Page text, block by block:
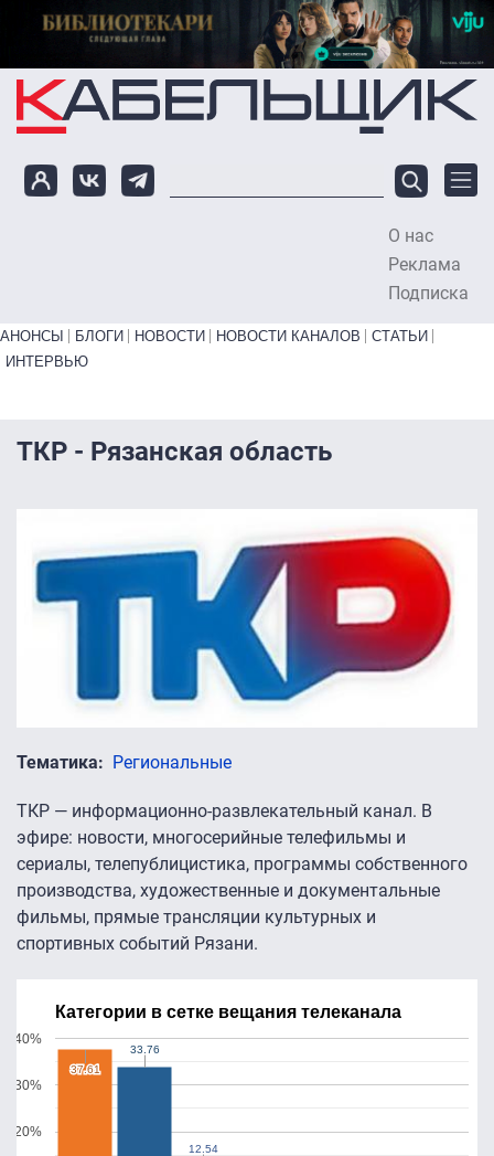
Перейти к основному содержанию
О нас
Реклама
Подписка
Primary links bottom
АНОНСЫ БЛОГИ НОВОСТИ НОВОСТИ КАНАЛОВ
СТАТЬИ
ИНТЕРВЬЮ
ТКР - Рязанская область
Тематика Региональные
ТКР — информационно-развлекательный канал. В
эфире: новости, многосерийные телефильмы и
сериалы, телепублицистика, программы собственного
производства, художественные и документальные
фильмы, прямые трансляции культурных и
спортивных событий Рязани.
Категории в сетке вещания телеканала
20%
30%
40%
37.61
37.61
33.76
33.76
12.54
12.54